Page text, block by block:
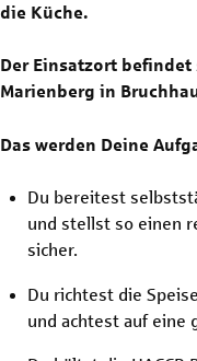
die Küche.
Der Einsatzort
Marienberg in
Das werden Deine
Du bereitest
und stellst so einen
sicher.
Du richtest die
und achtest auf eine